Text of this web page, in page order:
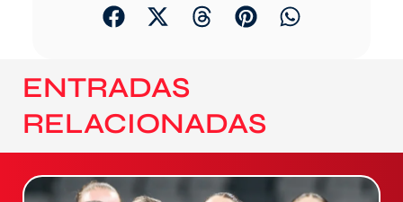
ENTRADAS
RELACIONADAS